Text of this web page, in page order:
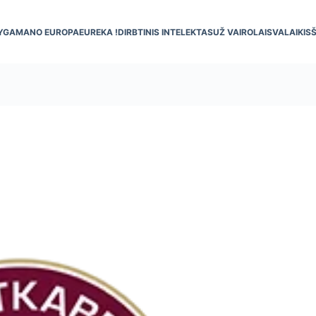
MANO EUROPAEUREKA !DIRBTINIS INTELEKTASUŽ VAIROLAISVALAIKIS